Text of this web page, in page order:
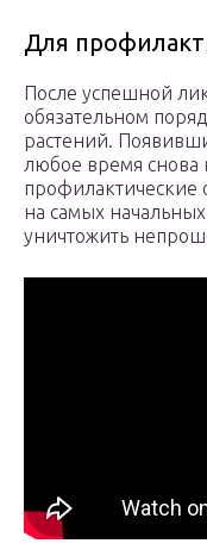
Для
После успешной
обязательном
растений.
любое время снова
профилактические
на самых
уничтожить